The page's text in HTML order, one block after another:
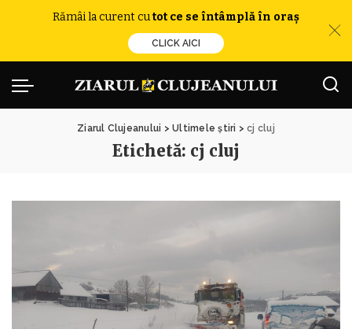
Rămâi la curent cutot ce se întâmplă în oraș
CLICK AICI
Ziarul Clujeanului >Ultimele știri >cj cluj
Etichetă: cj cluj